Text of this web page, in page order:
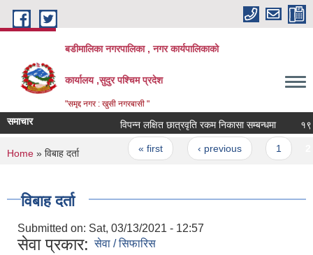
Skip to main content
बडीमालिका नगरपालिका , नगर कार्यपालिकाको
कार्यालय ,सुदुर पश्चिम प्रदेश
"समृद्द नगर : खुसी नगरबासी "
समाचार विपन्न लक्षित छात्रवृति रकम निकासा सम्बन्धमा १९
Pages
« first ‹ previous
You are here
Home » विबाह दर्ता
विबाह दर्ता
Submitted on: Sat, 03/13/2021 - 12:57
सेवा प्रकार: सेवा / सिफारिस